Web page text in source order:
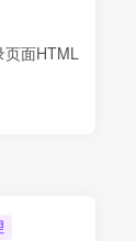
页面HTML